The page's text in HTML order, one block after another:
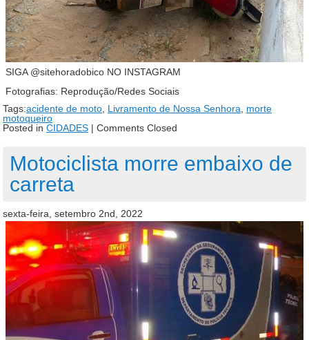
SIGA @sitehoradobico NO INSTAGRAM
Fotografias: Reprodução/Redes Sociais
Tags:acidente de moto Livramento de Nossa Senhora
morte
motoqueiro
Posted in CIDADES | Comments Closed
Motociclista morre embaixo de
carreta
sexta-feira, setembro 2nd, 2022